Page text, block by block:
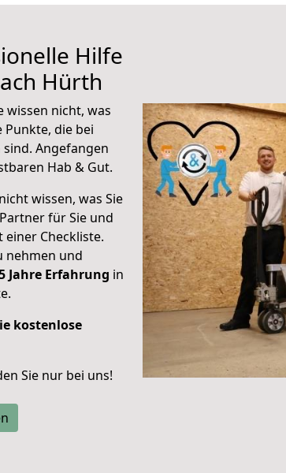
Hilfe
Hürth
wissen nicht, was
Punkte, die bei
Angefangen
Hab & Gut.
wissen, was Sie
für Sie und
einer Checkliste.
nehmen und
Jahre Erfahrung in
kostenlose
Sie nur bei uns!